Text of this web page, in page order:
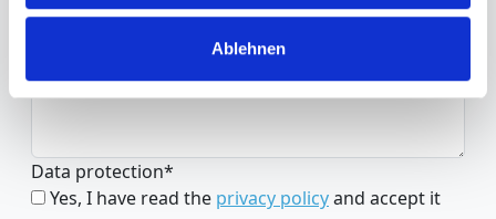
Ablehnen
Data protection*
Yes, I have read the privacy policyand accept it